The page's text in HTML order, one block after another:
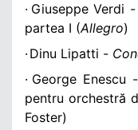
· Giuseppe Verdi -
partea I (Allegro)
· Dinu Lipatti -
· George Enescu -
pentru orchestră
Foster)